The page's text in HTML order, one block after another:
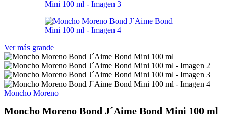
Ver más grande
Moncho Moreno
Moncho Moreno Bond J´Aime Bond Mini 100 ml